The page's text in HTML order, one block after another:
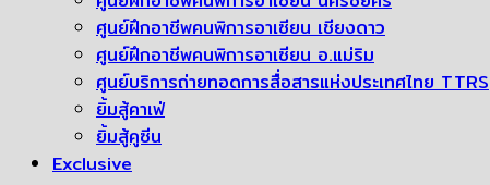
ศูนย์ฝึกอาชีพคนพิการอาเซียน เชียงดาว
ศูนย์ฝึกอาชีพคนพิการอาเซียน อ.แม่ริม
ศูนย์บริการถ่ายทอดการสื่อสารแห่งประเทศไทย TTRS
ยิ้มสู้คาเฟ่
ยิ้มสู้คูซีน
Exclusive